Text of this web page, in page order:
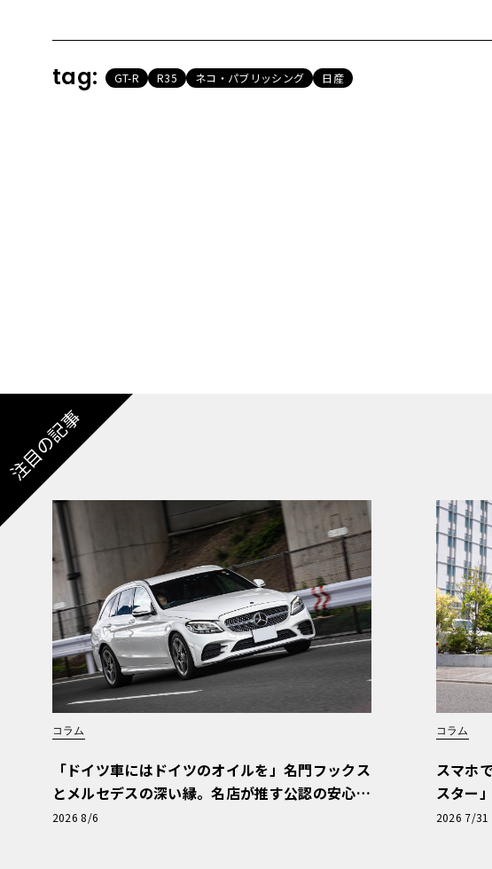
tag: GT-R R35 ネコ・パブリッシング 日産
注目の記事
コラム
「ドイツ車にはドイツのオイルを」名門フックス
とメルセデスの深い縁。名店が推す公認の安心
と、Cクラスで味わうシルキーな走り〈PR〉
2026 8/6
コラム
スマホ
スター
【第1回
2026 7/31